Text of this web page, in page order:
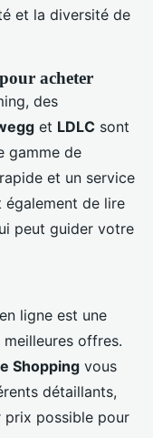
et la diversité de
acheter
des
et LDLC sont
gamme de
et un service
de lire
peut guider votre
ligne est une
offres.
Shopping vous
détaillants,
prix possible pour